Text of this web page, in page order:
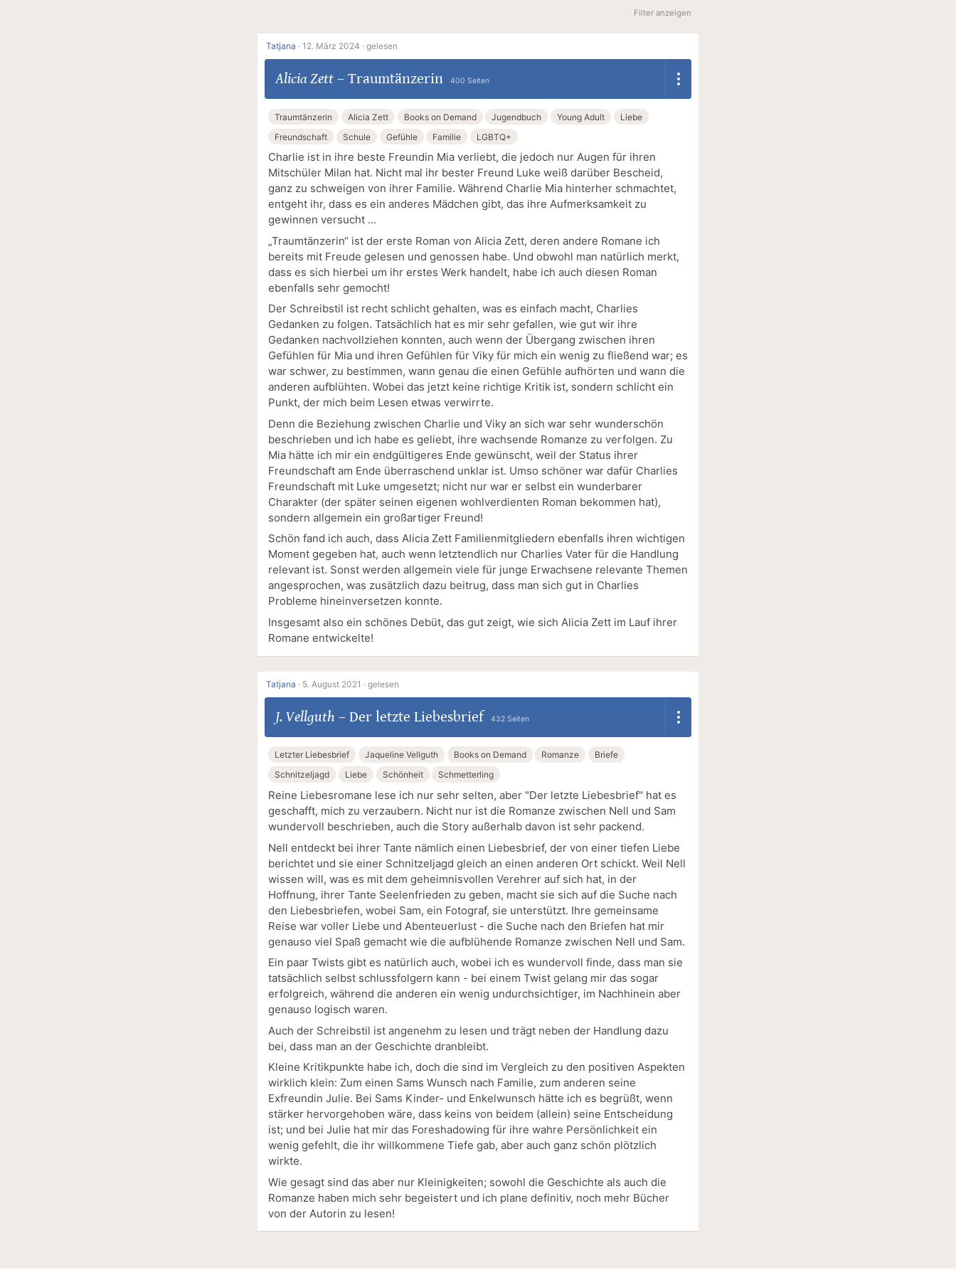
Filter anzeigen
Tatjana · 12. März 2024 · gelesen
Alicia Zett– Traumtänzerin 400 Seiten
Traumtänzerin Alicia Zett Books on Demand Jugendbuch Young Adult
Liebe
Freundschaft
Schule Gefühle Familie LGBTQ+
Charlie ist in ihre beste Freundin Mia verliebt, die jedoch nur Augen für ihren
Mitschüler Milan hat. Nicht mal ihr bester Freund Luke weiß darüber Bescheid,
ganz zu schweigen von ihrer Familie. Während Charlie Mia hinterher schmachtet,
entgeht ihr, dass es ein anderes Mädchen gibt, das ihre Aufmerksamkeit zu
gewinnen versucht …
„Traumtänzerin“ ist der erste Roman von Alicia Zett, deren andere Romane ich
bereits mit Freude gelesen und genossen habe. Und obwohl man natürlich merkt,
dass es sich hierbei um ihr erstes Werk handelt, habe ich auch diesen Roman
ebenfalls sehr gemocht!
Der Schreibstil ist recht schlicht gehalten, was es einfach macht, Charlies
Gedanken zu folgen. Tatsächlich hat es mir sehr gefallen, wie gut wir ihre
Gedanken nachvollziehen konnten, auch wenn der Übergang zwischen ihren
Gefühlen für Mia und ihren Gefühlen für Viky für mich ein wenig zu fließend war; es
war schwer, zu bestimmen, wann genau die einen Gefühle aufhörten und wann die
anderen aufblühten. Wobei das jetzt keine richtige Kritik ist, sondern schlicht ein
Punkt, der mich beim Lesen etwas verwirrte.
Denn die Beziehung zwischen Charlie und Viky an sich war sehr wunderschön
beschrieben und ich habe es geliebt, ihre wachsende Romanze zu verfolgen. Zu
Mia hätte ich mir ein endgültigeres Ende gewünscht, weil der Status ihrer
Freundschaft am Ende überraschend unklar ist. Umso schöner war dafür Charlies
Freundschaft mit Luke umgesetzt; nicht nur war er selbst ein wunderbarer
Charakter (der später seinen eigenen wohlverdienten Roman bekommen hat),
sondern allgemein ein großartiger Freund!
Schön fand ich auch, dass Alicia Zett Familienmitgliedern ebenfalls ihren wichtigen
Moment gegeben hat, auch wenn letztendlich nur Charlies Vater für die Handlung
relevant ist. Sonst werden allgemein viele für junge Erwachsene relevante Themen
angesprochen, was zusätzlich dazu beitrug, dass man sich gut in Charlies
Probleme hineinversetzen konnte.
Insgesamt also ein schönes Debüt, das gut zeigt, wie sich Alicia Zett im Lauf ihrer
Romane entwickelte!
Tatjana · 5. August 2021 · gelesen
J. Vellguth – Der letzte Liebesbrief 432 Seiten
Letzter Liebesbrief Jaqueline Vellguth Books on Demand Romanze
Briefe
Schnitzeljagd
Liebe Schönheit Schmetterling
Reine Liebesromane lese ich nur sehr selten, aber "Der letzte Liebesbrief" hat es
geschafft, mich zu verzaubern. Nicht nur ist die Romanze zwischen Nell und Sam
wundervoll beschrieben, auch die Story außerhalb davon ist sehr packend.
Nell entdeckt bei ihrer Tante nämlich einen Liebesbrief, der von einer tiefen Liebe
berichtet und sie einer Schnitzeljagd gleich an einen anderen Ort schickt. Weil Nell
wissen will, was es mit dem geheimnisvollen Verehrer auf sich hat, in der
Hoffnung, ihrer Tante Seelenfrieden zu geben, macht sie sich auf die Suche nach
den Liebesbriefen, wobei Sam, ein Fotograf, sie unterstützt. Ihre gemeinsame
Reise war voller Liebe und Abenteuerlust - die Suche nach den Briefen hat mir
genauso viel Spaß gemacht wie die aufblühende Romanze zwischen Nell und Sam.
Ein paar Twists gibt es natürlich auch, wobei ich es wundervoll finde, dass man sie
tatsächlich selbst schlussfolgern kann - bei einem Twist gelang mir das sogar
erfolgreich, während die anderen ein wenig undurchsichtiger, im Nachhinein aber
genauso logisch waren.
Auch der Schreibstil ist angenehm zu lesen und trägt neben der Handlung dazu
bei, dass man an der Geschichte dranbleibt.
Kleine Kritikpunkte habe ich, doch die sind im Vergleich zu den positiven Aspekten
wirklich klein: Zum einen Sams Wunsch nach Familie, zum anderen seine
Exfreundin Julie. Bei Sams Kinder- und Enkelwunsch hätte ich es begrüßt, wenn
stärker hervorgehoben wäre, dass keins von beidem (allein) seine Entscheidung
ist; und bei Julie hat mir das Foreshadowing für ihre wahre Persönlichkeit ein
wenig gefehlt, die ihr willkommene Tiefe gab, aber auch ganz schön plötzlich
wirkte.
Wie gesagt sind das aber nur Kleinigkeiten; sowohl die Geschichte als auch die
Romanze haben mich sehr begeistert und ich plane definitiv, noch mehr Bücher
von der Autorin zu lesen!